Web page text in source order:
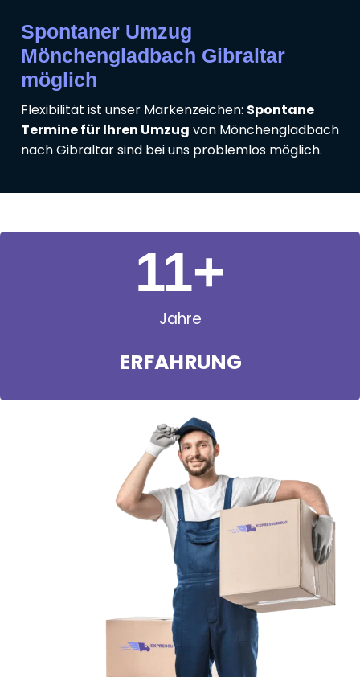
Spontaner Umzug
Mönchengladbach Gibraltar
möglich
Flexibilität ist unser Markenzeichen: Spontane
Termine für Ihren Umzug von Mönchengladbach
nach Gibraltar sind bei uns problemlos möglich.
Jahre
ERFAHRUNG
11+